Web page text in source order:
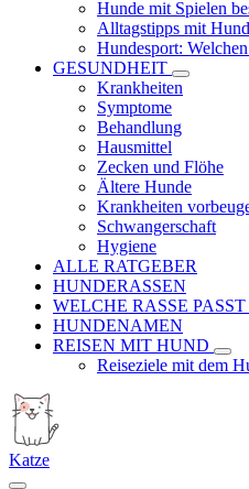
Hunde mit Spielen
Alltagstipps mit Hund
Hundesport:
GESUNDHEIT
Krankheiten
Symptome
Behandlung
Hausmittel
Zecken und Flöhe
Ältere Hunde
Krankheiten
Schwangerschaft
Hygiene
ALLE RATGEBER
HUNDERASSEN
WELCHE RASSE
HUNDENAMEN
REISEN MIT HUND
Reiseziele mit dem
Katze